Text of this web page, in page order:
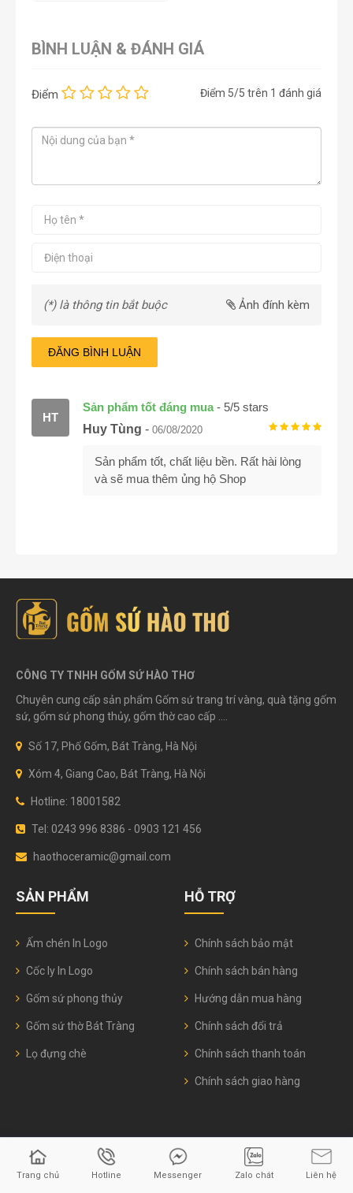
BÌNH LUẬN & ĐÁNH GIÁ
Điểm Điểm 5/5 trên 1 đánh giá
(*) là thông tin bắt buộc Ảnh đính kèm
ĐĂNG BÌNH LUẬN
Sản phẩm tốt đáng mua- 5/5 stars
HT
Huy Tùng - 06/08/2020
Sản phẩm tốt, chất liệu bền. Rất hài lòng
và sẽ mua thêm ủng hộ Shop
CÔNG TY TNHH GỐM SỨ HÀO THƠ
Chuyên cung cấp sản phẩm Gốm sứ trang trí vàng, quà tặng gốm
sứ, gốm sứ phong thủy, gốm thờ cao cấp ....
Số 17, Phố Gốm, Bát Tràng, Hà Nội
Xóm 4, Giang Cao, Bát Tràng, Hà Nội
Hotline: 18001582
Tel: 0243 996 8386 - 0903 121 456
haothoceramic@gmail.com
SẢN PHẨM
Ấm chén In Logo
Cốc ly In Logo
Gốm sứ phong thủy
Gốm sứ thờ Bát Tràng
Lọ đựng chè
HỖ TRỢ
Chính sách bảo mật
Chính sách bán hàng
Hướng dẫn mua hàng
Chính sách đổi trả
Chính sách thanh toán
Chính sách giao hàng
© 2026 Gốm sứ Hào Thơ
Trang chủ Hotline Messenger Zalo chát Liên hệ